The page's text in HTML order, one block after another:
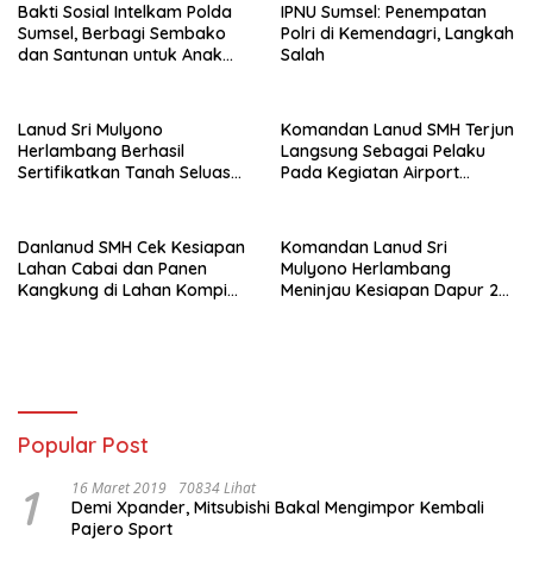
Bakti Sosial Intelkam Polda
Sumsel, Berbagi Sembako
dan Santunan untuk Anak
IPNU Sumsel: Penempatan
Polri di Kemendagri, Langkah
Salah
Lanud Sri Mulyono
Herlambang Berhasil
Sertifikatkan Tanah Seluas
Komandan Lanud SMH Terjun
Langsung Sebagai Pelaku
Pada Kegiatan Airport
Serta Emergency Response
Plan
Danlanud SMH Cek Kesiapan
Lahan Cabai dan Panen
Kangkung di Lahan Kompi
Komandan Lanud Sri
Mulyono Herlambang
Meninjau Kesiapan Dapur 2
Popular Post
1 16 Maret 2019 70834 Lihat
Demi Xpander, Mitsubishi Bakal Mengimpor Kembali
Pajero Sport